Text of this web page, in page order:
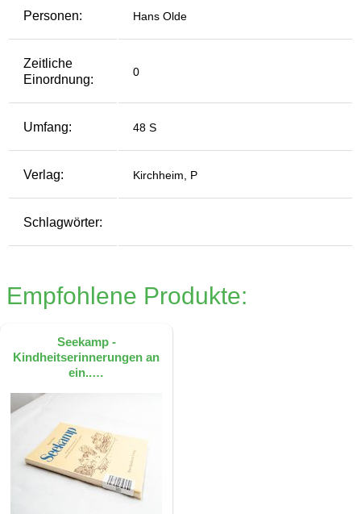
Personen: Hans Olde
Zeitliche
Einordnung:
0
Umfang: 48 S
Verlag: Kirchheim, P
Schlagwörter:
Empfohlene Produkte:
Seekamp -
Kindheitserinnerungen an
ein..…